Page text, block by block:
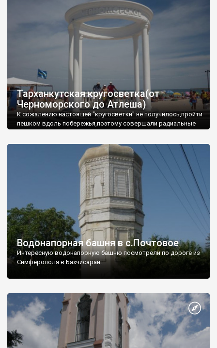
Тарханкутская кругосветка(от
Черноморского до Атлеша)
К сожалению настоящей "кругосветки" не получилось,пройти
пешком вдоль побережья,поэтому совершали радиальные
Водонапорная башня в с.Почтовое
Интересную водонапорную башню посмотрели по дороге из
Симферополя в Бахчисарай.